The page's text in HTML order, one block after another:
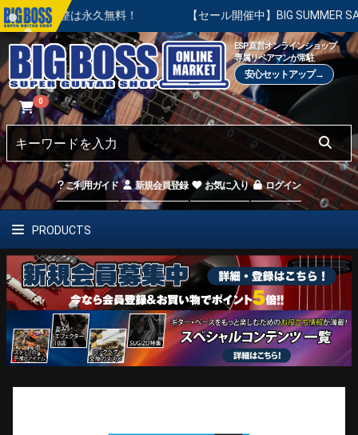
整は永久無料！ 【セール開催中】BIG SUMMER SALE | 対
ESP直営オンラインショップ
専属リペアマンが常駐
安心セットアップ→
0
ご利用ガイド 新規会員登録 お気に入り ログイン
PRODUCTS